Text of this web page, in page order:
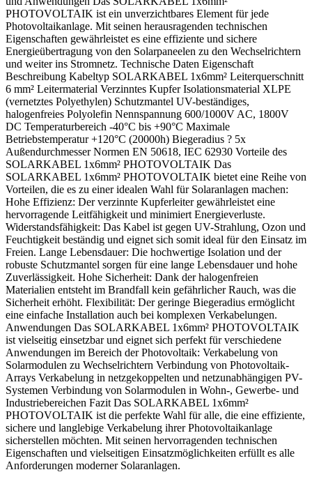
PHOTOVOLTAIK ist ein unverzichtbares Element für jede
Photovoltaikanlage. Mit seinen herausragenden technischen
Eigenschaften gewährleistet es eine effiziente und sichere
Energieübertragung von den Solarpaneelen zu den Wechselrichtern
und weiter ins Stromnetz. Technische Daten Eigenschaft
Beschreibung Kabeltyp SOLARKABEL 1x6mm² Leiterquerschnitt
6 mm² Leitermaterial Verzinntes Kupfer Isolationsmaterial XLPE
(vernetztes Polyethylen) Schutzmantel UV-beständiges,
halogenfreies Polyolefin Nennspannung 600/1000V AC, 1800V
DC Temperaturbereich -40°C bis +90°C Maximale
Betriebstemperatur +120°C (20000h) Biegeradius ? 5x
Außendurchmesser Normen EN 50618, IEC 62930 Vorteile des
SOLARKABEL 1x6mm² PHOTOVOLTAIK Das
SOLARKABEL 1x6mm² PHOTOVOLTAIK bietet eine Reihe von
Vorteilen, die es zu einer idealen Wahl für Solaranlagen machen:
Hohe Effizienz: Der verzinnte Kupferleiter gewährleistet eine
hervorragende Leitfähigkeit und minimiert Energieverluste.
Widerstandsfähigkeit: Das Kabel ist gegen UV-Strahlung, Ozon und
Feuchtigkeit beständig und eignet sich somit ideal für den Einsatz im
Freien. Lange Lebensdauer: Die hochwertige Isolation und der
robuste Schutzmantel sorgen für eine lange Lebensdauer und hohe
Zuverlässigkeit. Hohe Sicherheit: Dank der halogenfreien
Materialien entsteht im Brandfall kein gefährlicher Rauch, was die
Sicherheit erhöht. Flexibilität: Der geringe Biegeradius ermöglicht
eine einfache Installation auch bei komplexen Verkabelungen.
Anwendungen Das SOLARKABEL 1x6mm² PHOTOVOLTAIK
ist vielseitig einsetzbar und eignet sich perfekt für verschiedene
Anwendungen im Bereich der Photovoltaik: Verkabelung von
Solarmodulen zu Wechselrichtern Verbindung von Photovoltaik-
Arrays Verkabelung in netzgekoppelten und netzunabhängigen PV-
Systemen Verbindung von Solarmodulen in Wohn-, Gewerbe- und
Industriebereichen Fazit Das SOLARKABEL 1x6mm²
PHOTOVOLTAIK ist die perfekte Wahl für alle, die eine effiziente,
sichere und langlebige Verkabelung ihrer Photovoltaikanlage
sicherstellen möchten. Mit seinen hervorragenden technischen
Eigenschaften und vielseitigen Einsatzmöglichkeiten erfüllt es alle
Anforderungen moderner Solaranlagen.